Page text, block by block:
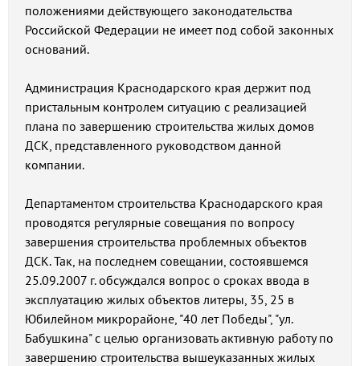
положениями действующего законодательства
Российской Федерации не имеет под собой законных
оснований.
Администрация Краснодарского края держит под
пристальным контролем ситуацию с реализацией
плана по завершению строительства жилых домов
ДСК, представленного руководством данной
компании.
Департаментом строительства Краснодарского края
проводятся регулярные совещания по вопросу
завершения строительства проблемных объектов
ДСК. Так, на последнем совещании, состоявшемся
25.09.2007 г. обсуждался вопрос о сроках ввода в
эксплуатацию жилых объектов литеры, 35, 25 в
Юбилейном микрорайоне, "40 лет Победы", "ул.
Бабушкина" с целью организовать активную работу по
завершению строительства вышеуказанных жилых